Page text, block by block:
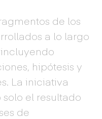
de los
a lo largo
hipótesis y
La iniciativa
el resultado
de